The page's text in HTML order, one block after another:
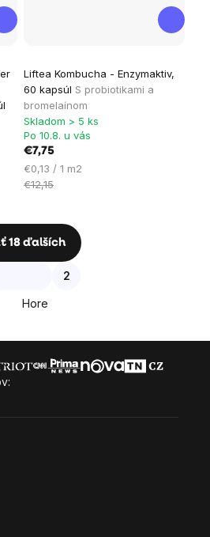
Liftea Kombucha - Enzymaktiv,
60 kapsúl S probiotikami a
bromelaínom
Skladom > 5 ks
Po 10.8. u vás
€7,75
Jednotková
cena:
€0,13 / 1 m2
€12,15
Ovládacie
výpisu
18 ďalších
2
Hore